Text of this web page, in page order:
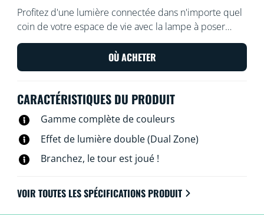
Profitez d'une lumière connectée dans n'importe quel
coin de votre espace de vie avec la lampe à poser
WiZ Squire Dual Zone, qui projette une lumière
colorée sur le mur. Utilisez l'application WiZ ou les
commandes vocales pour varier l'intensité lumineuse
configurations Wi-Fi.
OÙ ACHETER
CARACTÉRISTIQUES DU PRODUIT
Gamme complète de couleurs
Effet de lumière double (Dual Zone)
Branchez, le tour est joué !
VOIR TOUTES LES SPÉCIFICATIONS PRODUIT